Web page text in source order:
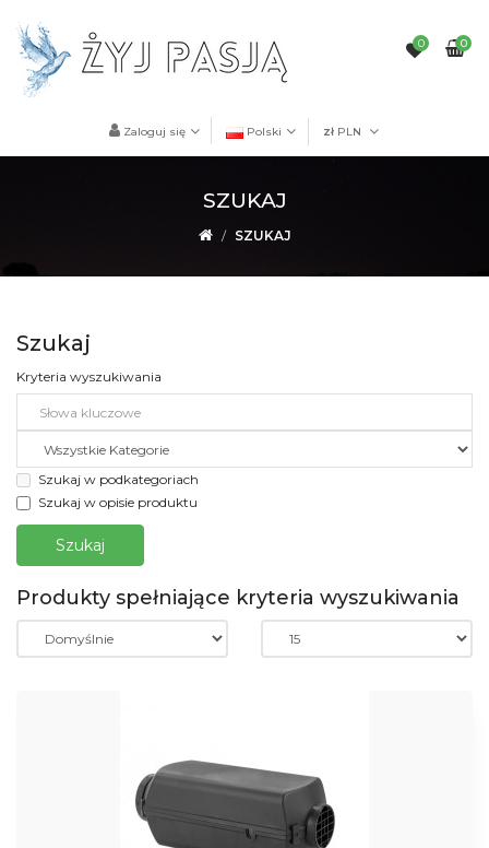
0
0
Zaloguj się Polski zł PLN
SZUKAJ
SZUKAJ
Szukaj
Kryteria wyszukiwania
Szukaj w podkategoriach
Szukaj w opisie produktu
Produkty spełniające kryteria wyszukiwania